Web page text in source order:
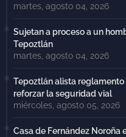
martes, agosto 04, 2026
Sujetan a proceso a un
Tepoztlán
martes, agosto 04, 2026
Tepoztlán alista
reforzar la seguridad vial
miércoles, agosto 05, 2026
Casa de Fernández Noroña